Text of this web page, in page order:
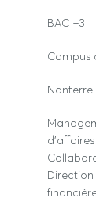
BAC +3
Campus
Nanterre
d'affaires